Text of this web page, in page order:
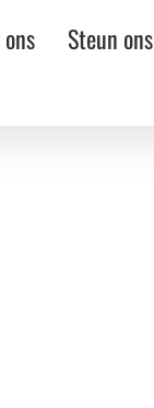
Steun ons